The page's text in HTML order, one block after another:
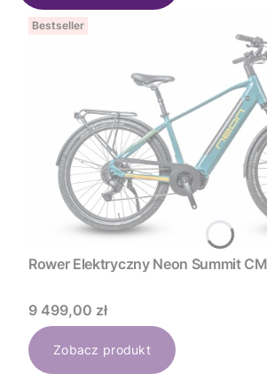
Bestseller
Rower Elektryczny Neon Summit
Cena
9 499,00 zł
Zobacz produkt